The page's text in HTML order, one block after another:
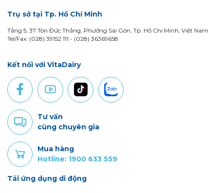
Trụ sở tại Tp. Hồ Chí Minh
Tầng 5, 37 Tôn Đức Thắng, Phường Sài Gòn, Tp. Hồ Chí Minh, Việt Nam
Tel/Fax: (028) 39152 111 - (028) 36369658
Kết nối với VitaDairy
Tư vấn
cùng chuyên gia
Mua hàng
Hotline: 1900 633 559
Tải ứng dụng di động